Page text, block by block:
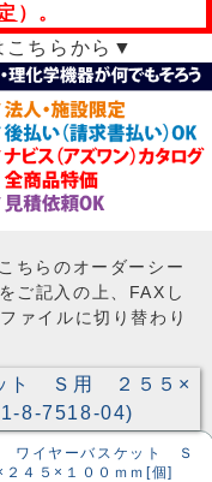
）。
こちらから▼
ちらのオーダーシー
ご記入の上、FAXし
ァイルに切り替わり
イヤーバスケット Ｓ
４５×１００ｍｍ[個]